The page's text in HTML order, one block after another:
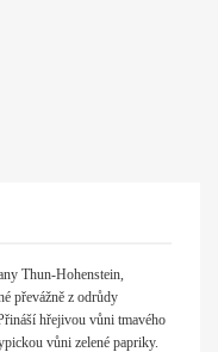
Thun-Hohenstein,
převážně z odrůdy
hřejivou vůni tmavého
vůni zelené papriky.